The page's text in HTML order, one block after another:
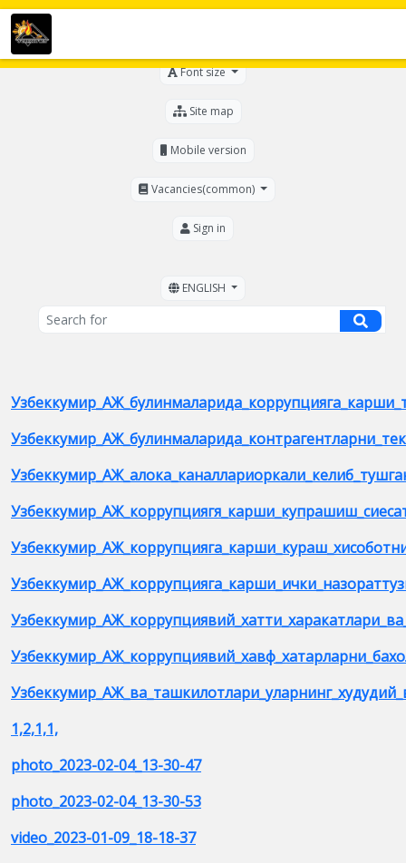
Font size
Site map
Mobile version
Vacancies(common)
Sign in
ENGLISH
1,2,1,1,
photo_2023-02-04_13-30-47
photo_2023-02-04_13-30-53
video_2023-01-09_18-18-37